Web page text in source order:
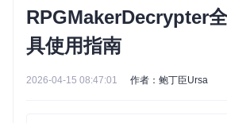
RPGMakerDecrypter
具使用指南
2026-04-15 08:47:01 作者：鲍丁臣Ursa